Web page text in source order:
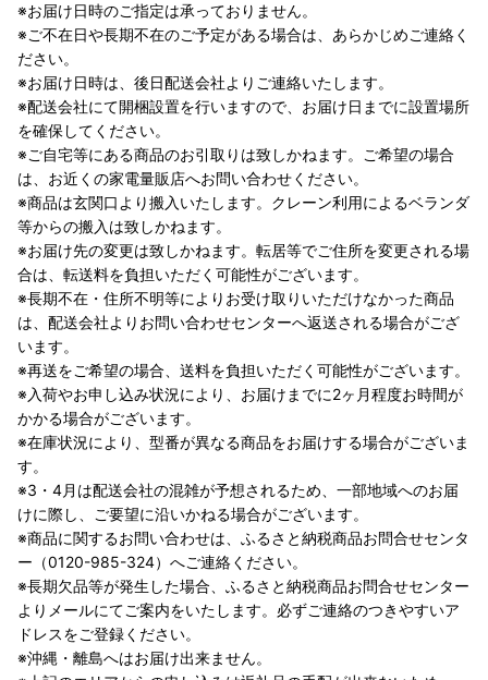
※お届け日時のご指定は承っておりません。
※ご不在日や長期不在のご予定がある場合は、あらかじめご連絡く
ださい。
※お届け日時は、後日配送会社よりご連絡いたします。
※配送会社にて開梱設置を行いますので、お届け日までに設置場所
を確保してください。
※ご自宅等にある商品のお引取りは致しかねます。ご希望の場合
は、お近くの家電量販店へお問い合わせください。
※商品は玄関口より搬入いたします。クレーン利用によるベランダ
等からの搬入は致しかねます。
※お届け先の変更は致しかねます。転居等でご住所を変更される場
合は、転送料を負担いただく可能性がございます。
※長期不在・住所不明等によりお受け取りいただけなかった商品
は、配送会社よりお問い合わせセンターへ返送される場合がござ
います。
※再送をご希望の場合、送料を負担いただく可能性がございます。
※入荷やお申し込み状況により、お届けまでに2ヶ月程度お時間が
かかる場合がございます。
※在庫状況により、型番が異なる商品をお届けする場合がございま
す。
※3・4月は配送会社の混雑が予想されるため、一部地域へのお届
けに際し、ご要望に沿いかねる場合がございます。
※商品に関するお問い合わせは、ふるさと納税商品お問合せセンタ
ー（0120-985-324）へご連絡ください。
※長期欠品等が発生した場合、ふるさと納税商品お問合せセンター
よりメールにてご案内をいたします。必ずご連絡のつきやすいア
ドレスをご登録ください。
※沖縄・離島へはお届け出来ません。